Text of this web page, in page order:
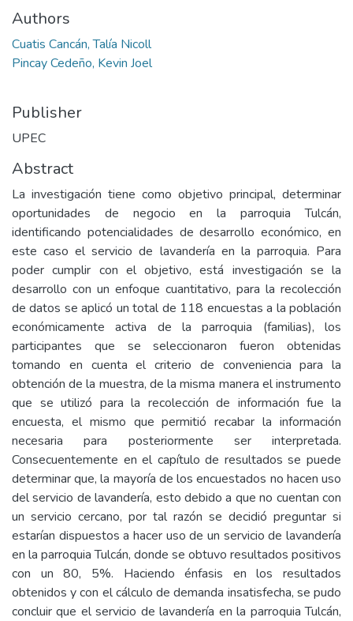
Authors
Cuatis Cancán, Talía Nicoll
Pincay Cedeño, Kevin Joel
Publisher
UPEC
Abstract
La investigación tiene como objetivo principal, determinar
oportunidades de negocio en la parroquia Tulcán,
identificando potencialidades de desarrollo económico, en
este caso el servicio de lavandería en la parroquia. Para
poder cumplir con el objetivo, está investigación se la
desarrollo con un enfoque cuantitativo, para la recolección
de datos se aplicó un total de 118 encuestas a la población
económicamente activa de la parroquia (familias), los
participantes que se seleccionaron fueron obtenidas
tomando en cuenta el criterio de conveniencia para la
obtención de la muestra, de la misma manera el instrumento
que se utilizó para la recolección de información fue la
encuesta, el mismo que permitió recabar la información
necesaria para posteriormente ser interpretada.
Consecuentemente en el capítulo de resultados se puede
determinar que, la mayoría de los encuestados no hacen uso
del servicio de lavandería, esto debido a que no cuentan con
un servicio cercano, por tal razón se decidió preguntar si
estarían dispuestos a hacer uso de un servicio de lavandería
en la parroquia Tulcán, donde se obtuvo resultados positivos
con un 80, 5%. Haciendo énfasis en los resultados
obtenidos y con el cálculo de demanda insatisfecha, se pudo
concluir que el servicio de lavandería en la parroquia Tulcán,